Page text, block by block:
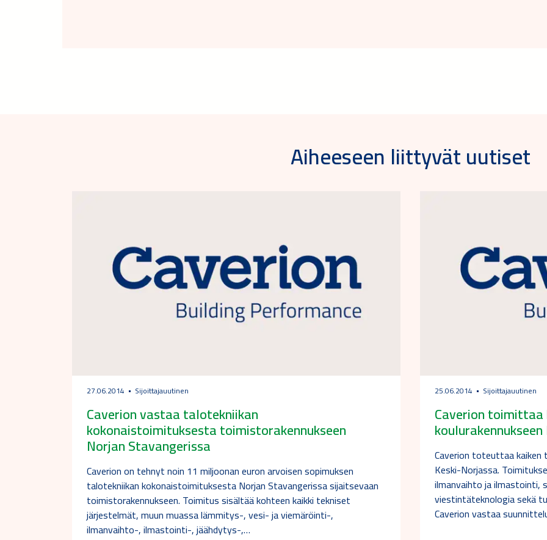
Aiheeseen liittyvät uutiset
27.06.2014 Sijoittajauutinen
Caverion vastaa talotekniikan
kokonaistoimituksesta toimistorakennukseen
Norjan Stavangerissa
Caverion on tehnyt noin 11 miljoonan euron arvoisen sopimuksen
talotekniikan kokonaistoimituksesta Norjan Stavangerissa sijaitsevaan
toimistorakennukseen. Toimitus sisältää kohteen kaikki tekniset
järjestelmät, muun muassa lämmitys-, vesi- ja viemäröinti-,
ilmanvaihto-, ilmastointi-, jäähdytys-,…
25.06.2014 Sijoittajauutinen
Caverion
Caverion toteuttaa kaiken
Keski-Norjassa.
ilmanvaihto ja
viestintäteknologia sekä
Caverion vastaa